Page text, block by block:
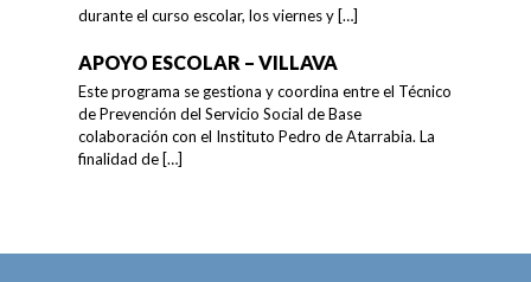
durante el curso escolar, los viernes y […]
APOYO ESCOLAR – VILLAVA
Este programa se gestiona y coordina entre el Técnico
de Prevención del Servicio Social de Base
colaboración con el Instituto Pedro de Atarrabia. La
finalidad de […]